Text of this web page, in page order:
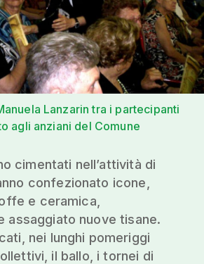
Lanzarin tra i partecipanti
agli anziani del Comune
cimentati nell’attività di
confezionato icone,
e ceramica,
assaggiato nuove tisane.
nei lunghi pomeriggi
il ballo, i tornei di